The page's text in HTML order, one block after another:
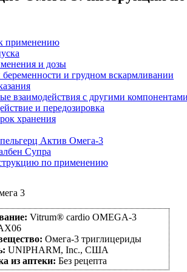
применению
и дозы
и грудном вскармливании
взаимодействия с другими
и передозировка
хранения
Актив Омега-3
Супра
по применению
Vitrum® cardio OMEGA-3
Омега-3 триглицериды
UNIPHARM, Inc., США
из аптеки: Без рецепта